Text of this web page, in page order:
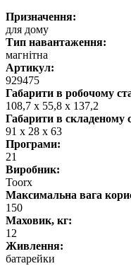
Призначення:
для дому
Тип навантаження:
магнітна
Артикул:
929475
Габарити в робочому
108,7 x 55,8 x 137,2
Габарити в
91 x 28 x 63
Програми:
21
Виробник:
Toorx
Максимальна вага
150
Маховик, кг:
12
Живлення:
батарейки